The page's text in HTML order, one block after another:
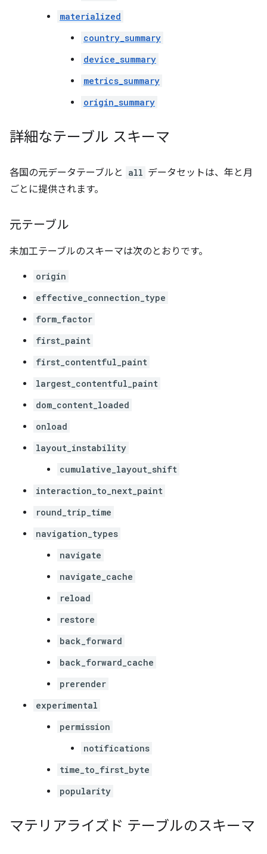
materialized
country_summary
device_summary
metrics_summary
origin_summary
詳細なテーブル スキーマ
各国の元データテーブルと all データセットは、年と月
ごとに提供されます。
元テーブル
未加工テーブルのスキーマは次のとおりです。
origin
effective_connection_type
form_factor
first_paint
first_contentful_paint
largest_contentful_paint
dom_content_loaded
onload
layout_instability
cumulative_layout_shift
interaction_to_next_paint
round_trip_time
navigation_types
navigate
navigate_cache
reload
restore
back_forward
back_forward_cache
prerender
experimental
permission
notifications
time_to_first_byte
popularity
マテリアライズド テーブルのスキーマ